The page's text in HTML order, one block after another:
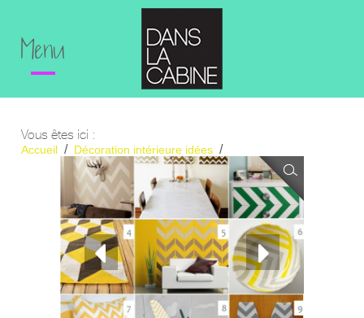
Menu
Vous êtes ici :
Accueil Décoration intérieure idées
Inspiration déco : les chevrons